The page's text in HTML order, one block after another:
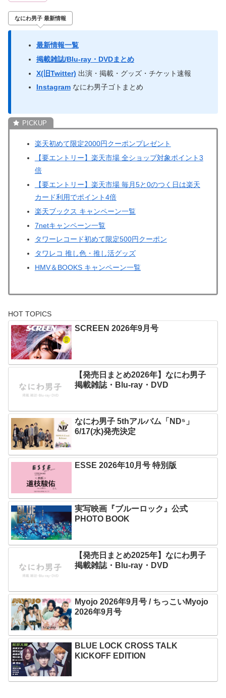
なにわ男子 最新情報
最新情報一覧
掲載雑誌/Blu-ray・DVDまとめ
X(旧Twitter) 出演・掲載・グッズ・チケット速報
Instagramなにわ男子ゴトまとめ
楽天初めて限定2000円クーポンプレゼント
【要エントリー】楽天市場 全ショップ対象ポイント3
倍
【要エントリー】楽天市場 毎月5と0のつく日は楽天
カード利用でポイント4倍
楽天ブックス キャンペーン一覧
7netキャンペーン一覧
タワーレコード初めて限定500円クーポン
タワレコ 推し色・推し活グッズ
HMV＆BOOKS キャンペーン一覧
HOT TOPICS
SCREEN 2026年9月号
【発売日まとめ2026年】なにわ男子
掲載雑誌・Blu-ray・DVD
なにわ男子 5thアルバム「ND⁵」
6/17(水)発売決定
ESSE 2026年10月号 特別版
実写映画『ブルーロック』公式
PHOTO BOOK
【発売日まとめ2025年】なにわ男子
掲載雑誌・Blu-ray・DVD
Myojo 2026年9月号 / ちっこいMyojo
2026年9月号
BLUE LOCK CROSS TALK
KICKOFF EDITION